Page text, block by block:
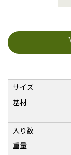
サイズ
基材
入り数
重量